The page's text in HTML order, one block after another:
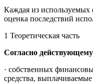
Каждая из
оценка последствий
1 Теоретическая часть
Согласно
· собственных
средства,